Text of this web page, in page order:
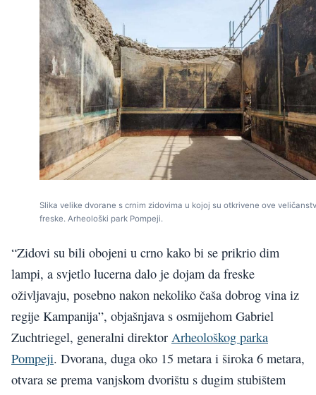
Slika velike dvorane s crnim zidovima u kojoj su otkrivene ove
freske. Arheološki park Pompeji.
“Zidovi su bili obojeni u crno kako bi se prikrio dim
lampi, a svjetlo lucerna dalo je dojam da freske
oživljavaju, posebno nakon nekoliko čaša dobrog vina iz
regije Kampanija”, objašnjava s osmijehom Gabriel
Zuchtriegel, generalni direktor Arheološkog parka
Pompeji. Dvorana, duga oko 15 metara i široka 6 metara,
otvara se prema vanjskom dvorištu s dugim stubištem